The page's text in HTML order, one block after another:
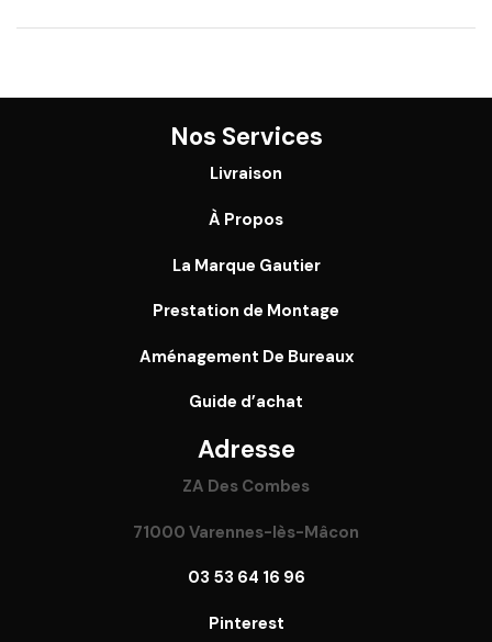
Nos Services
Livraison
À Propos
La Marque Gautier
Prestation de Montage
Aménagement De Bureaux
Guide d’achat
Adresse
ZA Des Combes
71000 Varennes-lès-Mâcon
03 53 64 16 96
Pinterest